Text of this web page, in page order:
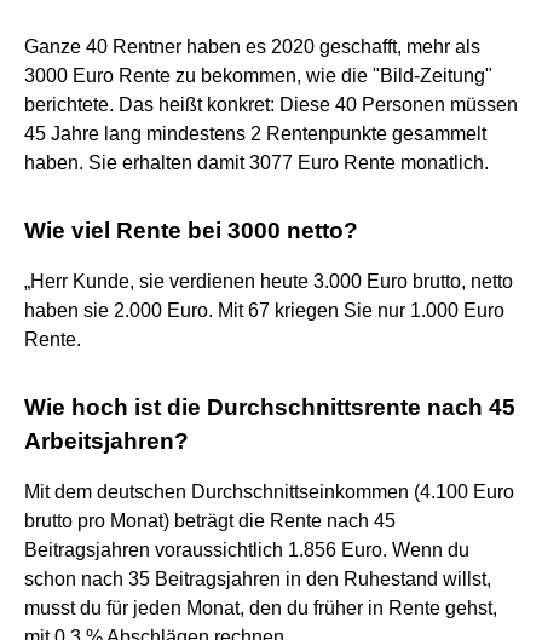
Ganze 40 Rentner haben es 2020 geschafft, mehr als
3000 Euro Rente zu bekommen, wie die "Bild-Zeitung"
berichtete. Das heißt konkret: Diese 40 Personen müssen
45 Jahre lang mindestens 2 Rentenpunkte gesammelt
haben. Sie erhalten damit 3077 Euro Rente monatlich.
Wie viel Rente bei 3000 netto?
„Herr Kunde, sie verdienen heute 3.000 Euro brutto, netto
haben sie 2.000 Euro. Mit 67 kriegen Sie nur 1.000 Euro
Rente.
Wie hoch ist die Durchschnittsrente nach 45
Arbeitsjahren?
Mit dem deutschen Durchschnittseinkommen (4.100 Euro
brutto pro Monat) beträgt die Rente nach 45
Beitragsjahren voraussichtlich 1.856 Euro. Wenn du
schon nach 35 Beitragsjahren in den Ruhestand willst,
musst du für jeden Monat, den du früher in Rente gehst,